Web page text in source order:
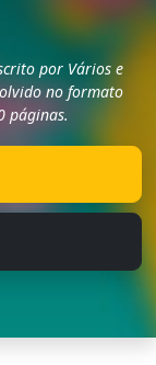
por Vários e
no formato
páginas.